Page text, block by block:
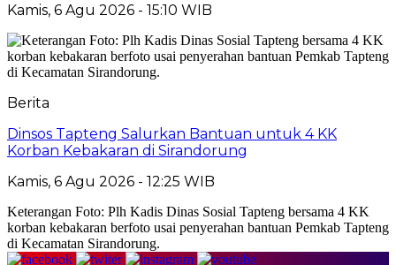
Kamis, 6 Agu 2026 - 15:10 WIB
Berita
Dinsos Tapteng Salurkan Bantuan untuk 4 KK
Korban Kebakaran di Sirandorung
Kamis, 6 Agu 2026 - 12:25 WIB
Keterangan Foto: Plh Kadis Dinas Sosial Tapteng bersama 4 KK
korban kebakaran berfoto usai penyerahan bantuan Pemkab Tapteng
di Kecamatan Sirandorung.